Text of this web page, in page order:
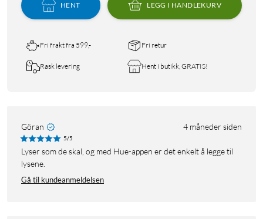
HENT LEGG I HANDLEKURV
Fri frakt fra 599,- Fri retur
Rask levering Hent i butikk, GRATIS!
Göran 4 måneder siden
5/5
Lyser som de skal, og med Hue-appen er det enkelt å legge til
lysene.
Gå til kundeanmeldelsen